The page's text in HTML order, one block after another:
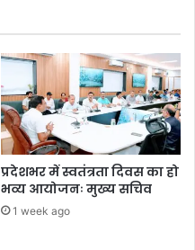
प्रदेशभर में स्वतंत्रता दिवस का हो
भव्य आयोजनः मुख्य सचिव
1 week ago